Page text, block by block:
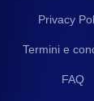
Privacy
Termini e
FAQ